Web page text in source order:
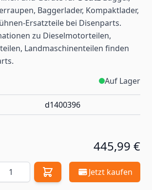
Baggerlader, Kompaktlader,
Ersatzteile bei Disenparts.
zu Dieselmotorteilen,
Landmaschinenteilen finden
Auf Lager
d1400396
445,99 €
Jetzt kaufen